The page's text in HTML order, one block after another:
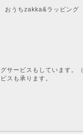
おうちzakka&ラッピン
サービスもしています。
スも承ります。